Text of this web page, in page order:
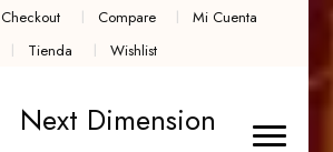
Checkout Compare
Mi Cuenta
Tienda
Wishlist
Next Dimension